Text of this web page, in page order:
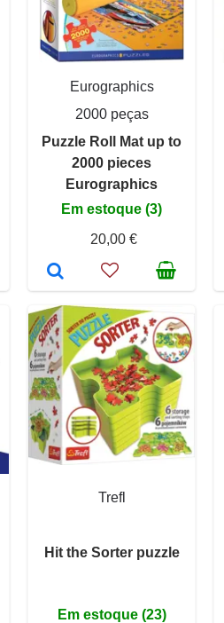
Eurographics
2000 peças
Puzzle Roll Mat up to
2000 pieces
Eurographics
Em estoque (3)
20,00 €
Trefl
Hit the Sorter puzzle
Em estoque (23)